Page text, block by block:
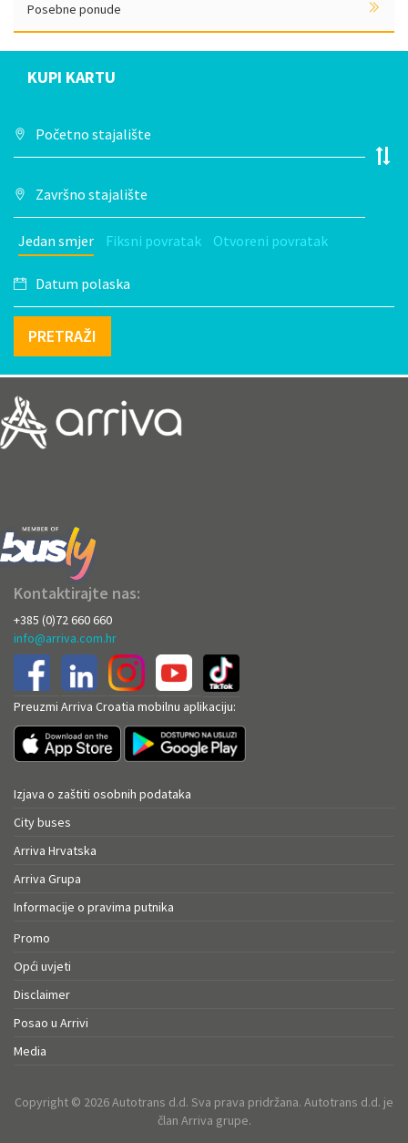
Posebne ponude
KUPI KARTU
Jedan smjer Fiksni povratak Otvoreni povratak
PRETRAŽI
Kontaktirajte nas:
+385 (0)72 660 660
info@arriva.com.hr
Preuzmi Arriva Croatia mobilnu aplikaciju:
Izjava o zaštiti osobnih podataka
City buses
Arriva Hrvatska
Arriva Grupa
Informacije o pravima putnika
Promo
Opći uvjeti
Disclaimer
Posao u Arrivi
Media
Copyright © 2026 Autotrans d.d. Sva prava pridržana. Autotrans d.d. je
član Arriva grupe.